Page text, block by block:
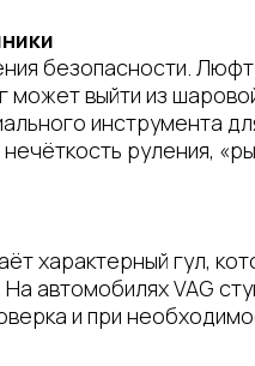
безопасности.
выйти из
инструмента
руления,
характерный гул,
автомобилях VAG
и при